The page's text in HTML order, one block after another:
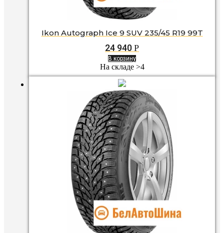
Ikon Autograph Ice 9 SUV 235/45 R19 99T
24 940 Р
В корзину
На складе >4